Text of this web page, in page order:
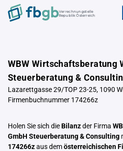
Verrechnungstelle
Republik Österreich
WBW Wirtschaftsberatung
Steuerberatung &
Lazarettgasse 29/TOP 23-25, 1090
Firmenbuchnummer 174266z
Holen Sie sich dieBilanzder Firma
GmbH Steuerberatung & Consulting
174266zaus demösterreichischen